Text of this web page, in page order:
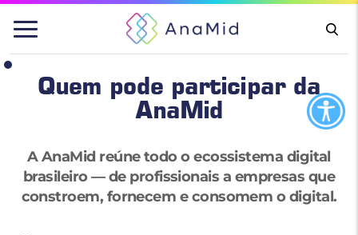
Pular
para
conteúdo
Quem pode participar da
AnaMid
A AnaMid reúne todo o ecossistema digital
brasileiro — de profissionais a empresas que
constroem, fornecem e consomem o digital.